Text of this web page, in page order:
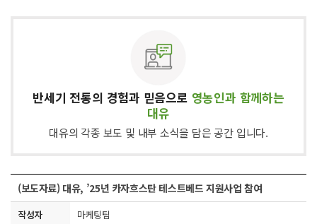
반세기 전통의 경험과 믿음으로 영농인과 함께하는
대유
대유의 각종 보도 및 내부 소식을 담은 공간 입니다.
(보도자료) 대유, ’25년 카자흐스탄 테스트베드 지원사업 참여
작성자
마케팅팀